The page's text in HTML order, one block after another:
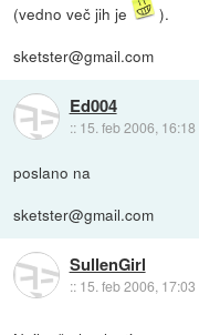
(vedno več jih je
).
sketster@gmail.com
Ed004
:: 15. feb 2006, 16:18
poslano na
sketster@gmail.com
SullenGirl
:: 15. feb 2006, 17:03